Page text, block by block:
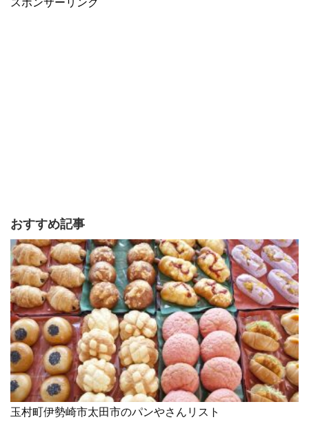
スポンサーリンク
おすすめ記事
玉村町伊勢崎市太田市のパンやさんリスト